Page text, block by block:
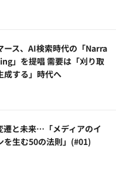
ース、AI検索時代の「Narra
」を提唱 需要は「刈り取
成する」時代へ
遷と未来…「メディアのイ
を生む50の法則」(#01)